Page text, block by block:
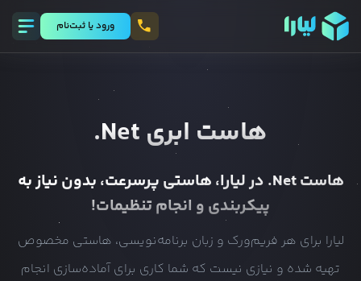
ورود يا ثبت‌نام
هاست ابری Net.
هاستNet. در لیارا، هاستی پرسرعت، بدون نیاز به
پیکربندی و انجام تنظیمات!
لیارا برای هر فریم‌ورک و زبان برنامه‌نویسی، هاستی مخصوص
تهیه شده و نیازی نیست که شما کاری برای آماده‌سازی انجام